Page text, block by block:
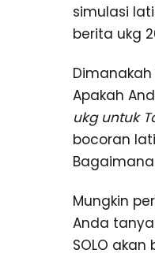
simulasi
berita ukg
Dimanakah
Apakah
ukg untuk
bocoran
Mungkin
Anda
SOLO